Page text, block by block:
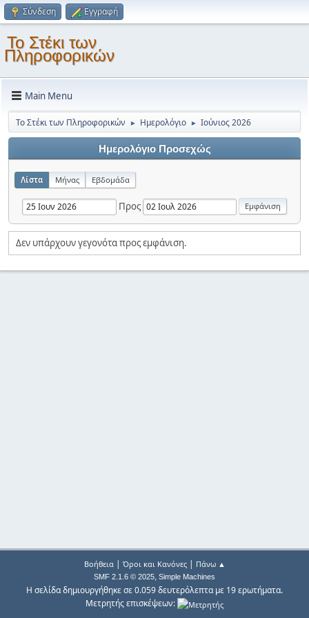
Σύνδεση Εγγραφή
Το Στέκι των
Πληροφορικών
Main Menu
Το Στέκι των Πληροφορικών ► Ημερολόγιο ► Ιούνιος 2026
Ημερολόγιο Προσεχώς
Λίστα Μήνας Εβδομάδα
Προς
Δεν υπάρχουν γεγονότα προς εμφάνιση.
Βοήθεια| Όροι και Κανόνες| Πάνω ▲
SMF 2.1.6 © 2025, Simple Machines
Η σελίδα δημιουργήθηκε σε 0.059 δευτερόλεπτα με 19 ερωτήματα.
Μετρητής επισκέψεων: